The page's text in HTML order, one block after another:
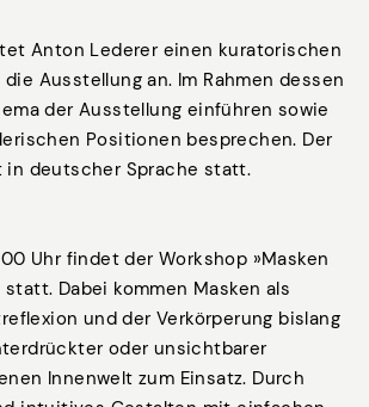
Anton Lederer einen kuratorischen
Ausstellung an. Im Rahmen dessen
der Ausstellung einführen sowie
Positionen besprechen. Der
in deutscher Sprache statt.
Uhr findet der Workshop »Masken
Dabei kommen Masken als
und der Verkörperung bislang
oder unsichtbarer
Innenwelt zum Einsatz. Durch